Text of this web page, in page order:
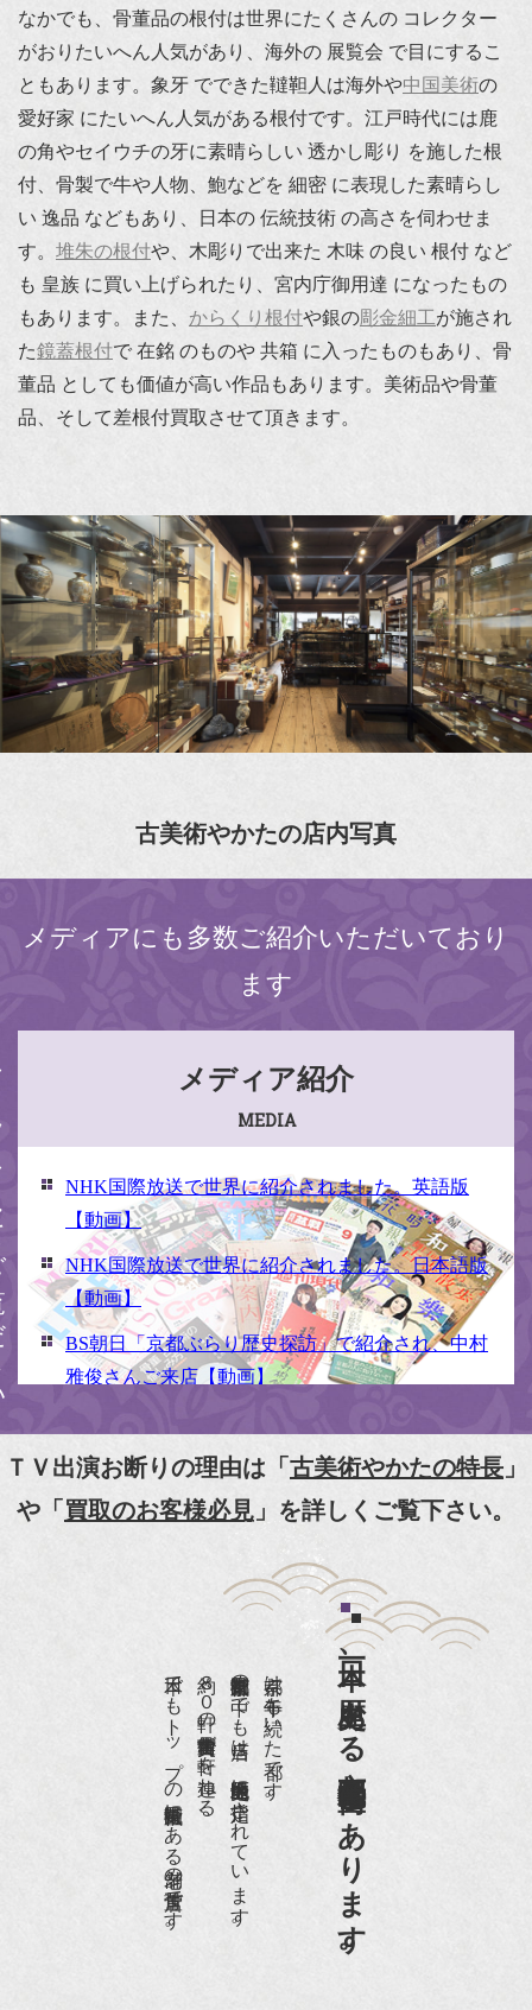
なかでも、骨董品の根付は世界にたくさんの コレクター
がおりたいへん人気があり、海外の 展覧会 で目にするこ
ともあります。象牙 でできた韃靼人は海外や中国美術の
愛好家 にたいへん人気がある根付です。江戸時代には鹿
の角やセイウチの牙に素晴らしい 透かし彫り を施した根
付、骨製で牛や人物、鮑などを 細密 に表現した素晴らし
い 逸品 などもあり、日本の 伝統技術 の高さを伺わせま
す。 堆朱の根付や、木彫りで出来た 木味 の良い 根付 など
も 皇族 に買い上げられたり、宮内庁御用達 になったもの
もあります。また、 からくり根付や銀の彫金細工が施され
た鏡蓋根付で 在銘 のものや 共箱 に入ったものもあり、骨
董品 としても価値が高い作品もあります。美術品や骨董
品、そして差根付買取させて頂きます。
古美術やかたの店内写真
メディアにも多数ご紹介いただいており
ます
い メディア紹介
MEDIA
NHK国際放送で世界に紹介されました。英語版
【動画】
NHK国際放送で世界に紹介されました。日本語版
【動画】
BS朝日「京都ぶらり歴史探訪」で紹介され、中村
雅俊さんご来店【動画】
【動画】
『京都新聞』とKBS京都で鴨東まちなか美術館を
『和楽』7月号 樋口可南子さんがお店へ！！
『樋口可南子の古寺散歩』（5月17日発行）
NHK「趣味Do楽」とよた真帆さんご来店！【動
NHK『美の壺』（4月24日放送）
『和楽』10月号
『Hanako 京都案内』
『FIGARO japon』12月号
ＴＶ出演お断りの理由は「古美術やかたの特長 」
や「買取のお客様必見 」を詳しくご覧下さい。
日本一、歴史ある
京都祇園骨董街にあります。
京都は千年も続いた都です。
京都祇園骨董街の中でも当店は、歴史的保全地区に指定されています。
約８０軒の古美術骨董商が軒を連ねる、
日本でもトップの祇園骨董街にある老舗の骨董店です。